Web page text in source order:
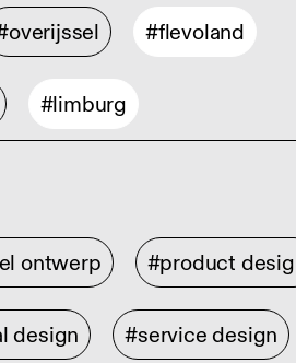
#flevoland
#limburg
ontwerp #product
design #service design